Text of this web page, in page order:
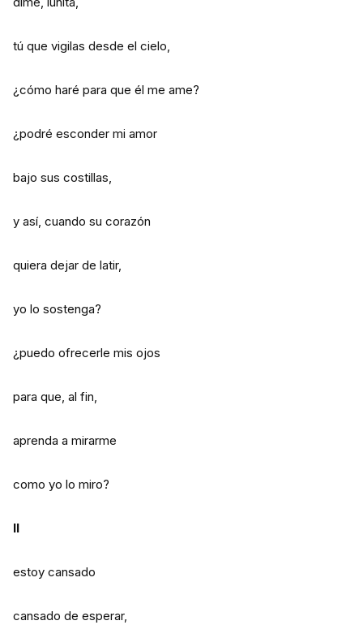
tú que vigilas desde el cielo,
¿cómo haré para que él me ame?
¿podré esconder mi amor
bajo sus costillas,
y así, cuando su corazón
quiera dejar de latir,
yo lo sostenga?
¿puedo ofrecerle mis ojos
para que, al fin,
aprenda a mirarme
como yo lo miro?
II
estoy cansado
cansado de esperar,